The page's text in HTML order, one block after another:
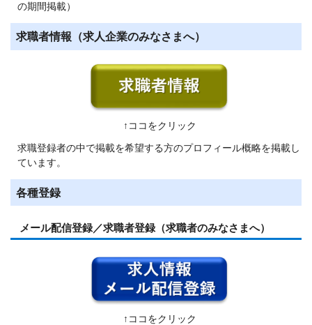
の期間掲載）
求職者情報（求人企業のみなさまへ）
↑ココをクリック
求職登録者の中で掲載を希望する方のプロフィール概略を掲載し
ています。
各種登録
メール配信登録／求職者登録（求職者のみなさまへ）
↑ココをクリック